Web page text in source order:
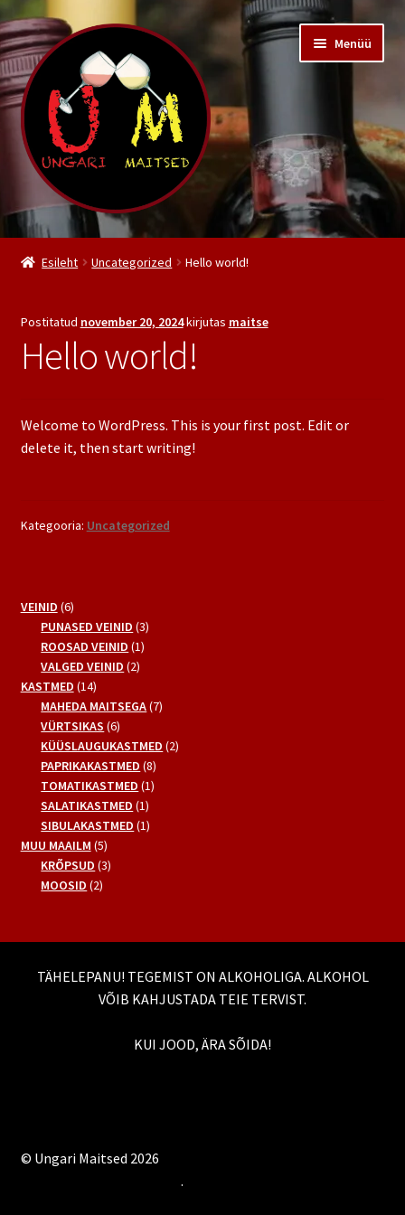
Liigu
navigeerimisele
Liigu
sisu
juurde
Menüü
Pood
Esileht Uncategorized Hello world!
Postitatud november 20, 2024kirjutas maitse
Hello world!
Welcome to WordPress. This is your first post. Edit or
delete it, then start writing!
Kategooria: Uncategorized
VEINID 66
toodet
PUNASED VEINID 33
ROOSAD VEINID 11
VALGED VEINID 22
KASTMED 1414
toodet
MAHEDA MAITSEGA 77
VÜRTSIKAS 66
toodet
KÜÜSLAUGUKASTMED 22
PAPRIKAKASTMED 88
toodet
TOMATIKASTMED 11
SALATIKASTMED 11
toode
SIBULAKASTMED 11
MUU MAAILM 55
toodet
KRÕPSUD 33
MOOSID 22
TÄHELEPANU! TEGEMIST ON ALKOHOLIGA. ALKOHOL
VÕIB KAHJUSTADA TEIE TERVIST.
KUI JOOD, ÄRA SÕIDA!
© Ungari Maitsed 2026
.